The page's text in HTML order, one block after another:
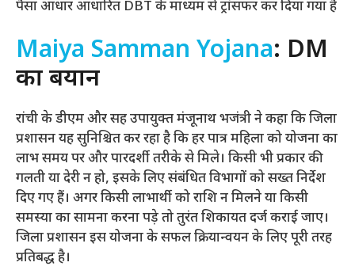
पैसा आधार आधारित DBT के माध्यम से ट्रांसफर कर दिया गया है
Maiya Samman Yojana: DM
का बयान
रांची के डीएम और सह उपायुक्त मंजूनाथ भजंत्री ने कहा कि जिला
प्रशासन यह सुनिश्चित कर रहा है कि हर पात्र महिला को योजना का
लाभ समय पर और पारदर्शी तरीके से मिले। किसी भी प्रकार की
गलती या देरी न हो, इसके लिए संबंधित विभागों को सख्त निर्देश
दिए गए हैं। अगर किसी लाभार्थी को राशि न मिलने या किसी
समस्या का सामना करना पड़े तो तुरंत शिकायत दर्ज कराई जाए।
जिला प्रशासन इस योजना के सफल क्रियान्वयन के लिए पूरी तरह
प्रतिबद्ध है।